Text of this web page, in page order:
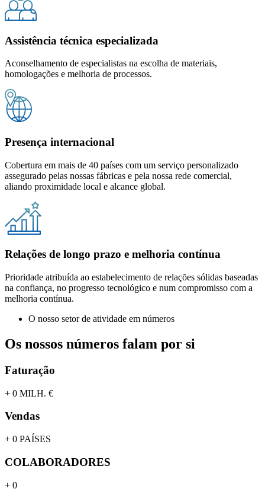
Assistência técnica especializada
Aconselhamento de especialistas na escolha de materiais,
homologações e melhoria de processos.
Presença internacional
Cobertura em mais de 40 países com um serviço personalizado
assegurado pelas nossas fábricas e pela nossa rede comercial,
aliando proximidade local e alcance global.
Relações de longo prazo e melhoria contínua
Prioridade atribuída ao estabelecimento de relações sólidas baseadas
na confiança, no progresso tecnológico e num compromisso com a
melhoria contínua.
O nosso setor de atividade em números
Os nossos números falam por si
Faturação
+ 0 MILH. €
Vendas
+ 0 PAÍSES
COLABORADORES
+ 0